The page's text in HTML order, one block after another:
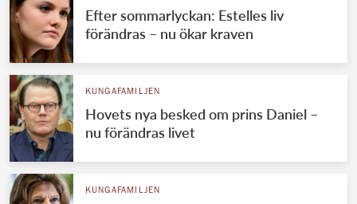
Efter sommarlyckan: Estelles liv
förändras – nu ökar kraven
KUNGAFAMILJEN
Hovets nya besked om prins Daniel –
nu förändras livet
KUNGAFAMILJEN